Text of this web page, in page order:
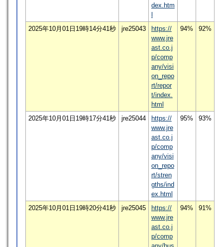
dex.htm
2025年10月01日19時14分41秒 jre25043
https://
www.jre
ast.co.j
p/comp
any/visi
on_repo
rt/repor
t/index.
html
94% 92%
2025年10月01日19時17分41秒 jre25044
https://
www.jre
ast.co.j
p/comp
any/visi
on_repo
rt/stren
gths/ind
ex.html
95% 93%
2025年10月01日19時20分41秒 jre25045
https://
www.jre
ast.co.j
p/comp
94% 91%